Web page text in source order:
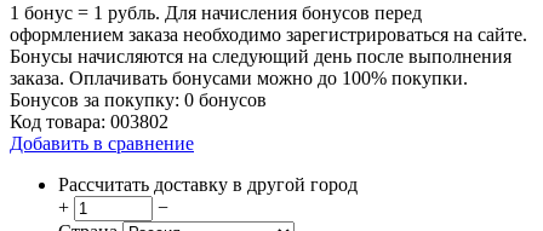
1 бонус = 1 рубль. Для начисления бонусов перед
оформлением заказа необходимо зарегистрироваться на сайте.
Бонусы начисляются на следующий день после выполнения
заказа. Оплачивать бонусами можно до 100% покупки.
Бонусов за покупку: 0 бонусов
Код товара: 003802
Добавить в сравнение
Рассчитать доставку в другой город
+
−